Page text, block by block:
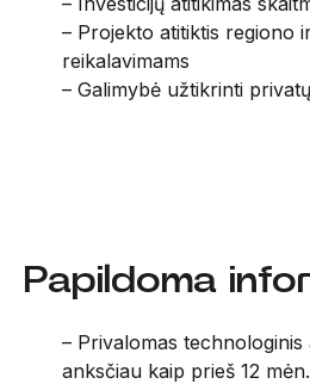
– Projekto atitiktis regiono
reikalavimams
– Galimybė užtikrinti
Papildoma
– Privalomas technologinis
anksčiau kaip prieš 12